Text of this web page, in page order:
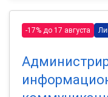
-17% до 17 августа